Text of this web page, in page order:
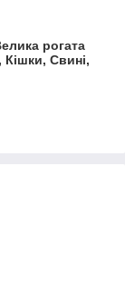
рогата
Свині,